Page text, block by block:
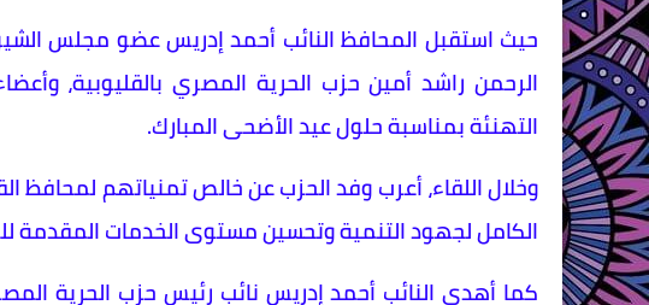
حيث استقبل المحافظ النائب أحمد إدريس عضو مجلس
الرحمن راشد أمين حزب الحرية المصري بالقليوبية،
التهنئة بمناسبة حلول عيد الأضحى المبارك.
وخلال اللقاء، أعرب وفد الحزب عن خالص تمنياتهم لمحافظ
الكامل لجهود التنمية وتحسين مستوى الخدمات المقدمة
كما أهدى النائب أحمد إدريس نائب رئيس حزب الحرية